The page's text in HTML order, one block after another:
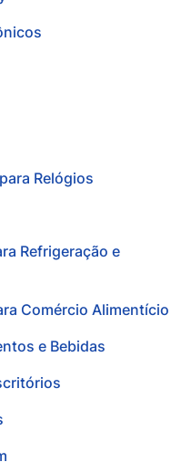
Relógios
Refrigeração e
Comércio Alimentício
e Bebidas